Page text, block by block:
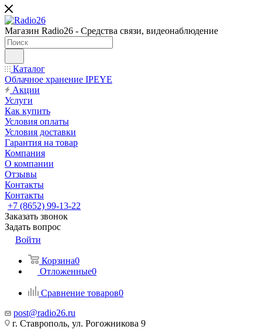
Магазин Radio26 - Средства связи, видеонаблюдение
Каталог
Облачное хранение IPEYE
Акции
Услуги
Как купить
Условия оплаты
Условия доставки
Гарантия на товар
Компания
О компании
Отзывы
Контакты
Контакты
+7 (8652) 99-13-22
Заказать звонок
Задать вопрос
Войти
Корзина0
Отложенные0
Сравнение товаров0
post@radio26.ru
г. Ставрополь, ул. Рогожникова 9